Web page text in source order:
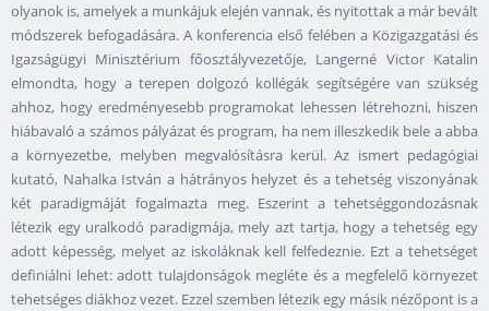
olyanok is, amelyek a munkájuk elején vannak, és nyitottak a már bevált
módszerek befogadására. A konferencia első felében a Közigazgatási és
Igazságügyi Minisztérium főosztályvezetője, Langerné Victor Katalin
elmondta, hogy a terepen dolgozó kollégák segítségére van szükség
ahhoz, hogy eredményesebb programokat lehessen létrehozni, hiszen
hiábavaló a számos pályázat és program, ha nem illeszkedik bele a abba
a környezetbe, melyben megvalósításra kerül. Az ismert pedagógiai
kutató, Nahalka István a hátrányos helyzet és a tehetség viszonyának
két paradigmáját fogalmazta meg. Eszerint a tehetséggondozásnak
létezik egy uralkodó paradigmája, mely azt tartja, hogy a tehetség egy
adott képesség, melyet az iskoláknak kell felfedeznie. Ezt a tehetséget
definiálni lehet: adott tulajdonságok megléte és a megfelelő környezet
tehetséges diákhoz vezet. Ezzel szemben létezik egy másik nézőpont is a